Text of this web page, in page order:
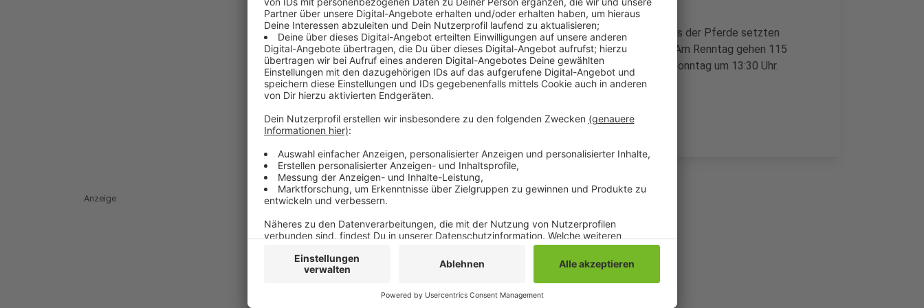
Weiterhin geschlossen bleiben aber die Wettkassen. Wer auf eines der Pferde setzten
möchte, muss das über das Internet oder über ein Wettbüro tun. Am Renntag gehen 115
Pferde in 13 Rennen an den Start. Das erste Rennen startet am Sonntag um 13:30 Uhr.
Anzeige
Anzeige